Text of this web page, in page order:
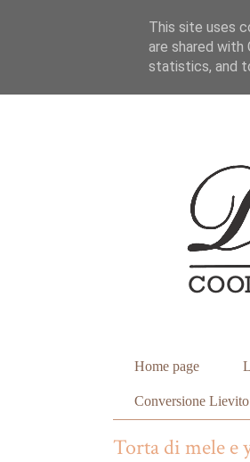
Home page
Conversione
Torta di mele e
This site uses
are shared
statistics, and